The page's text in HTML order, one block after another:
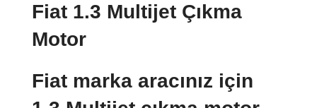
Fiat 1.3 Multijet Çıkma
Motor
Fiat marka aracınız için